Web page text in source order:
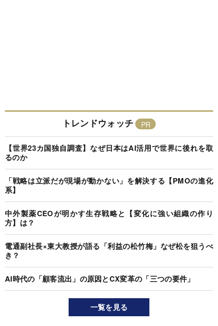
トレンドウォッチ
【世界23カ国独自調査】なぜ日本はAI活用で世界に後れを取
るのか
「戦略は立派だが現場が動かない」を解決する【PMOの進化
系】
中外製薬CEOが明かす生存戦略と【変化に強い組織の作り
方】は？
電通副社長×東大教授が語る「利益の松竹梅」なぜ松を狙うべ
き？
AI時代の「顧客流出」の原因とCX変革の「三つの要件」
一覧を見る